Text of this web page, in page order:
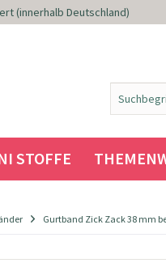
(innerhalb Deutschland)
STOFFE
Gurtband Zick Zack 38 mm